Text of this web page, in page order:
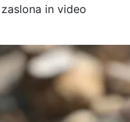
in video